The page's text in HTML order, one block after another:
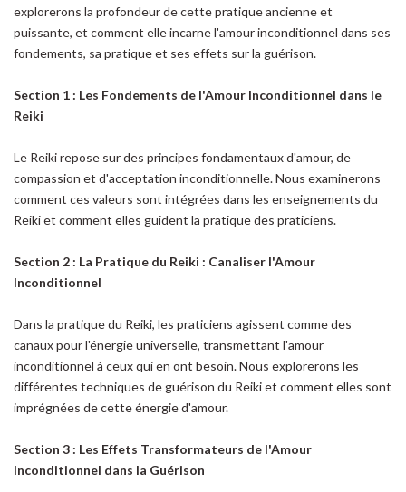
explorerons la profondeur de cette pratique ancienne et
puissante, et comment elle incarne l'amour inconditionnel dans ses
fondements, sa pratique et ses effets sur la guérison.
Section 1 : Les Fondements de l'Amour Inconditionnel dans le
Reiki
Le Reiki repose sur des principes fondamentaux d'amour, de
compassion et d'acceptation inconditionnelle. Nous examinerons
comment ces valeurs sont intégrées dans les enseignements du
Reiki et comment elles guident la pratique des praticiens.
Section 2 : La Pratique du Reiki : Canaliser l'Amour
Inconditionnel
Dans la pratique du Reiki, les praticiens agissent comme des
canaux pour l'énergie universelle, transmettant l'amour
inconditionnel à ceux qui en ont besoin. Nous explorerons les
différentes techniques de guérison du Reiki et comment elles sont
imprégnées de cette énergie d'amour.
Section 3 : Les Effets Transformateurs de l'Amour
Inconditionnel dans la Guérison